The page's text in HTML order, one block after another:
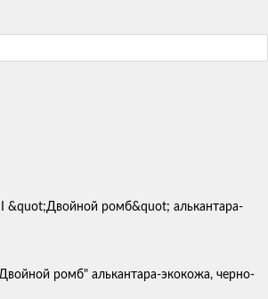
ромб" алькантара-экокожа, черно-